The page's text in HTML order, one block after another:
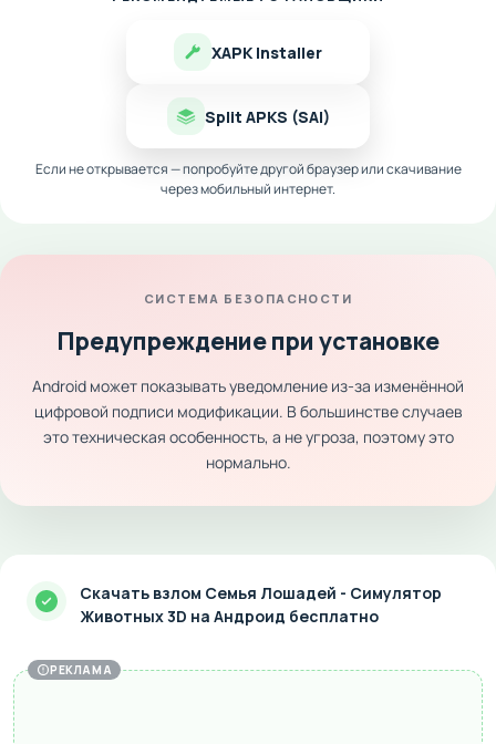
XAPK Installer
Split APKS (SAI)
Если не открывается — попробуйте другой браузер или скачивание
через мобильный интернет.
СИСТЕМА БЕЗОПАСНОСТИ
Предупреждение при установке
Android может показывать уведомление из-за изменённой
цифровой подписи модификации. В большинстве случаев
это техническая особенность, а не угроза, поэтому это
нормально.
Скачать взлом Семья Лошадей - Симулятор
Животных 3D на Андроид бесплатно
РЕКЛАМА